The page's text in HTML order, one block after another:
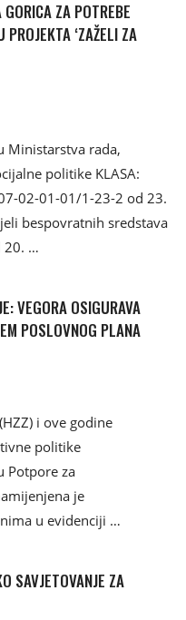
ZA POTREBE
‘ZAŽELI ZA
Ministarstva rada,
politike KLASA:
02-01-01/1-23-2 od 23.
bespovratnih sredstava
20. …
VEGORA OSIGURAVA
POSLOVNOG PLANA
i ove godine
politike
Potpore za
je
u evidenciji …
SAVJETOVANJE ZA